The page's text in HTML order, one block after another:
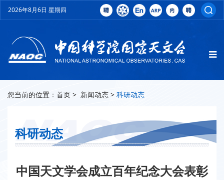
2026年8月6日 星期四
您当前的位置： 首页 > 新闻动态 > 科研动态
科研动态
中国天文学会成立百年纪念大会表彰